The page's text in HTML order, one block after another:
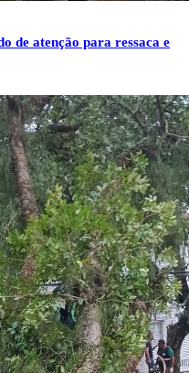
de atenção para ressaca e